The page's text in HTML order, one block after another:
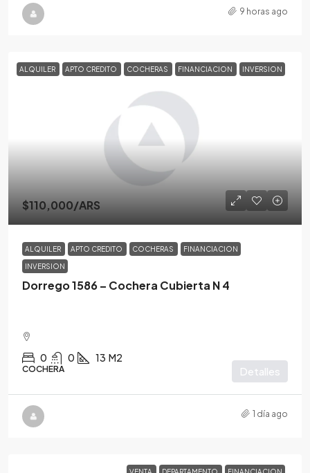
9 horas ago
ALQUILER APTO CREDITO COCHERAS FINANCIACION INVERSION
$110,000/ARS
ALQUILER APTO CREDITO COCHERAS FINANCIACION
INVERSION
Dorrego 1586 – Cochera Cubierta N 4
0 0 13 M2
COCHERA Detalles
1 día ago